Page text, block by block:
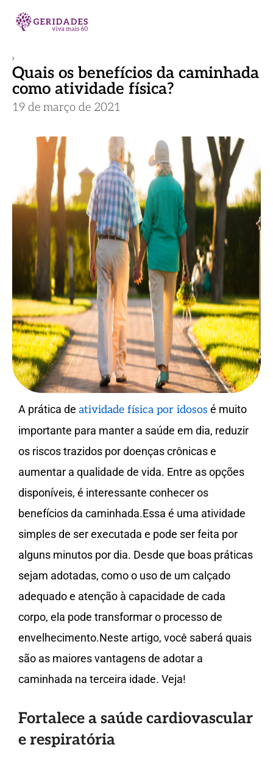
Quais os benefícios da caminhada
como atividade física?
19 de março de 2021
A prática de atividade física por idosos é muito
importante para manter a saúde em dia, reduzir
os riscos trazidos por doenças crônicas e
aumentar a qualidade de vida. Entre as opções
disponíveis, é interessante conhecer os
benefícios da caminhada.Essa é uma atividade
simples de ser executada e pode ser feita por
alguns minutos por dia. Desde que boas práticas
sejam adotadas, como o uso de um calçado
adequado e atenção à capacidade de cada
corpo, ela pode transformar o processo de
envelhecimento.Neste artigo, você saberá quais
são as maiores vantagens de adotar a
caminhada na terceira idade. Veja!
Fortalece a saúde cardiovascular
e respiratória